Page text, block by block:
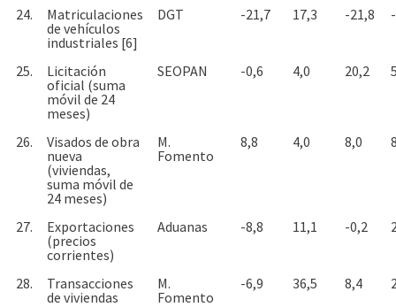
24.
Matriculaciones
de vehículos
industriales [6]
DGT -21,7 17,3 -21,8
25.
Licitación
oficial (suma
móvil de 24
meses)
SEOPAN -0,6 4,0 20,2
26.
Visados de obra
nueva
(viviendas,
suma móvil de
24 meses)
M.
Fomento
8,8 4,0 8,0
27.
Exportaciones
(precios
corrientes)
Aduanas -8,8 11,1 -0,2
28.
Transacciones
de viviendas
M.
Fomento
-6,9 36,5 8,4